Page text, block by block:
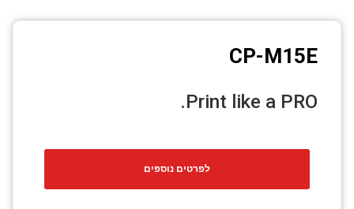
CP-M15E
Print like a PRO.
לפרטים נוספים